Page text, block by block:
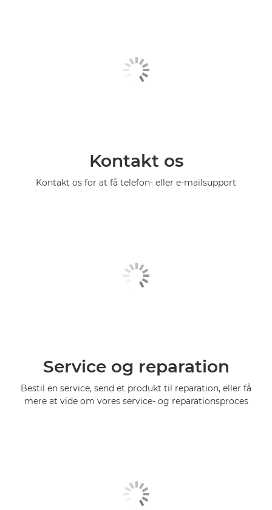
Kontakt os
Kontakt os for at få telefon- eller e-mailsupport
Service og reparation
Bestil en service, send et produkt til reparation, eller få
mere at vide om vores service- og reparationsproces